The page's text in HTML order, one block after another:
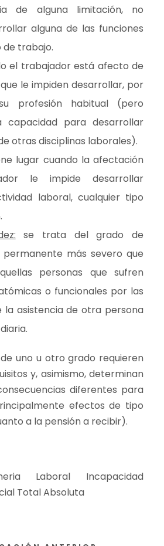
de alguna limitación, no
alguna de las funciones
de trabajo.
el trabajador está afecto de
le impiden desarrollar, por
profesión habitual (pero
capacidad para desarrollar
otras disciplinas laborales).
lugar cuando la afectación
le impide desarrollar
laboral, cualquier tipo
se trata del grado de
permanente más severo que
personas que sufren
o funcionales por las
la asistencia de otra persona
uno u otro grado requieren
y, asimismo, determinan
diferentes para
efectos de tipo
a la pensión a recibir).
Laboral Incapacidad
Total Absoluta